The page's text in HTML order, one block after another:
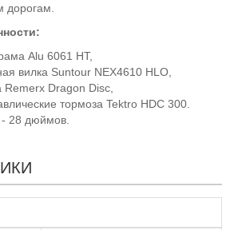
Alu 6061 HT,
вилка Suntour NEX4610 HLO,
Dragon Disc,
тормоза Tektro HDC 300.
28 дюймов.